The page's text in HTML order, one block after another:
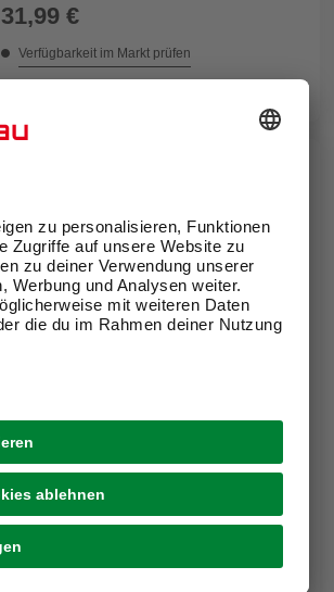
31,99 €
Verfügbarkeit im Markt prüfen
GECCO
Holzschraube, 5 mm, Stahl, 16 Stück
2,99 €